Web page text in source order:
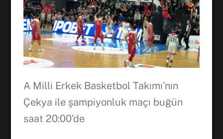
A Milli Erkek Basketbol Takımı’nın
Çekya ile şampiyonluk maçı buğün
saat 20:00’de